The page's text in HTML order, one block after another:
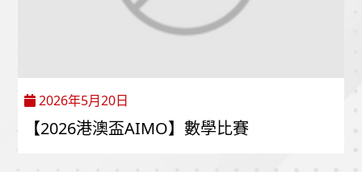
2026年5月20日
【2026港澳盃AIMO】數學比賽